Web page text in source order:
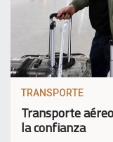
TRANSPORTE
Transporte
la confianza